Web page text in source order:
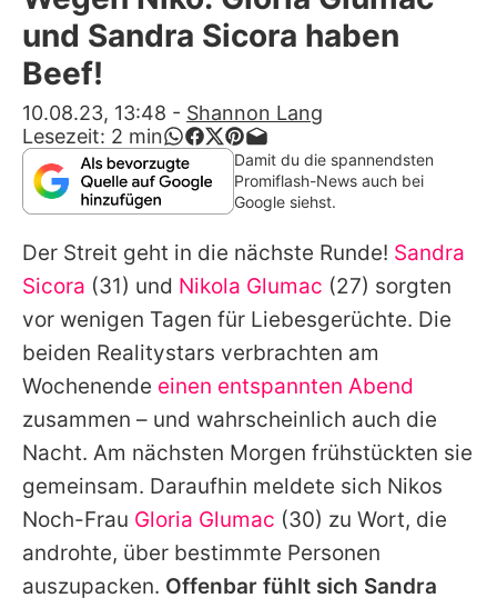
Alle Themen auf Promiflash
App runterladen
Team
Redaktionelle Richtlinien
Impressum
Datenschutzerklärung
Nutzungsbedingungen
Utiq verwalten
und Sandra Sicora haben
Beef!
10.08.23, 13:48 - Shannon Lang
Lesezeit: 2 min
Damit du die spannendsten
Promiflash-News auch bei
Google siehst.
Der Streit geht in die nächste Runde! Sandra
Sicora (31) und Nikola Glumac (27) sorgten
vor wenigen Tagen für Liebesgerüchte. Die
beiden Realitystars verbrachten am
Wochenende einen entspannten Abend
zusammen – und wahrscheinlich auch die
Nacht. Am nächsten Morgen frühstückten sie
gemeinsam. Daraufhin meldete sich Nikos
Noch-Frau Gloria Glumac (30) zu Wort, die
androhte, über bestimmte Personen
auszupacken. Offenbar fühlt sich Sandra